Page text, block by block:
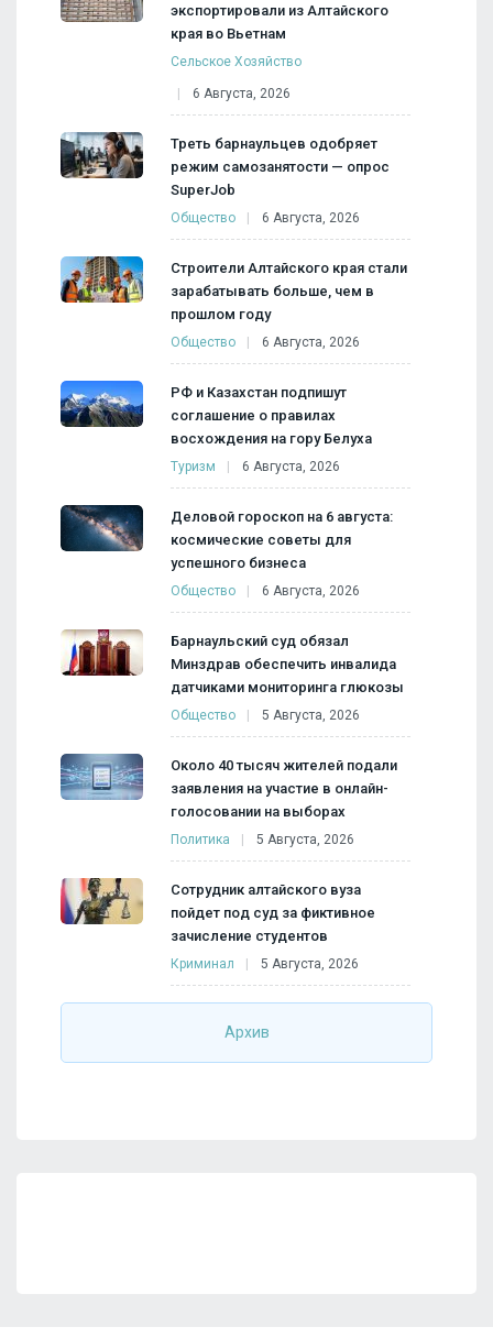
экспортировали из Алтайского
края во Вьетнам
Сельское Хозяйство
6 Августа, 2026
Треть барнаульцев одобряет
режим самозанятости — опрос
SuperJob
Общество 6 Августа, 2026
Строители Алтайского края стали
зарабатывать больше, чем в
прошлом году
Общество 6 Августа, 2026
РФ и Казахстан подпишут
соглашение о правилах
восхождения на гору Белуха
Туризм 6 Августа, 2026
Деловой гороскоп на 6 августа:
космические советы для
успешного бизнеса
Общество 6 Августа, 2026
Барнаульский суд обязал
Минздрав обеспечить инвалида
датчиками мониторинга глюкозы
Общество 5 Августа, 2026
Около 40 тысяч жителей подали
заявления на участие в онлайн-
голосовании на выборах
Политика 5 Августа, 2026
Сотрудник алтайского вуза
пойдет под суд за фиктивное
зачисление студентов
Криминал 5 Августа, 2026
Архив